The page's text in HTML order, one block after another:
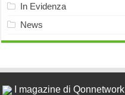
In Evidenza
News
I magazine di Qonnetwork